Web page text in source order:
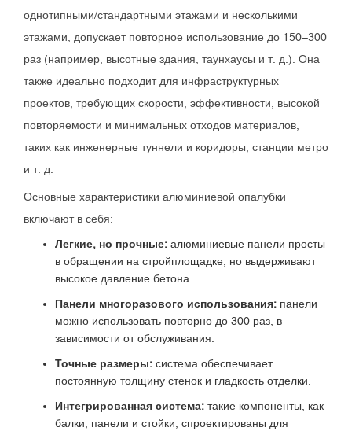
однотипными/стандартными этажами и несколькими
этажами, допускает повторное использование до 150–300
раз (например, высотные здания, таунхаусы и т. д.). Она
также идеально подходит для инфраструктурных
проектов, требующих скорости, эффективности, высокой
повторяемости и минимальных отходов материалов,
таких как инженерные туннели и коридоры, станции метро
и т. д.
Основные характеристики алюминиевой опалубки
включают в себя:
Легкие, но прочные: алюминиевые панели просты
в обращении на стройплощадке, но выдерживают
высокое давление бетона.
Панели многоразового использования: панели
можно использовать повторно до 300 раз, в
зависимости от обслуживания.
Точные размеры: система обеспечивает
постоянную толщину стенок и гладкость отделки.
Интегрированная система: такие компоненты, как
балки, панели и стойки, спроектированы для